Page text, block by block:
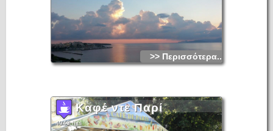
>> Περισσότερα...
Καφέ ντε Παρί
4949 hits